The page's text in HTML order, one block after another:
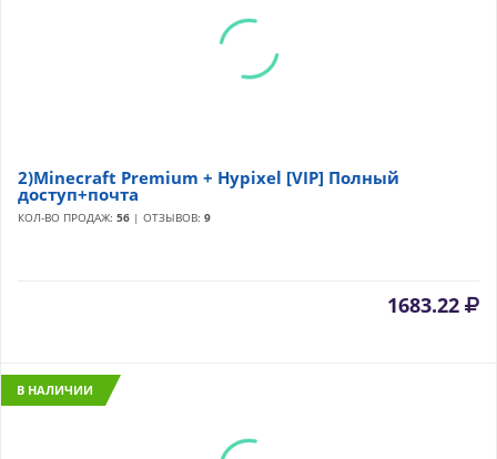
2)Minecraft Premium + Hypixel [VIP] Полный
доступ+почта
КОЛ-ВО ПРОДАЖ: 56 | ОТЗЫВОВ: 9
1683.22
В НАЛИЧИИ